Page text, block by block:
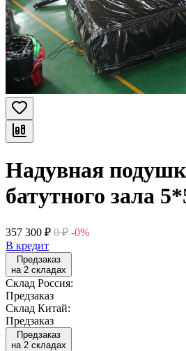
Надувная
батутного зала
357 300 ₽ 0 ₽ -0%
В кредит
Предзаказ
на 2 складах
Склад Россия:
Предзаказ
Склад Китай:
Предзаказ
Предзаказ
на 2 складах